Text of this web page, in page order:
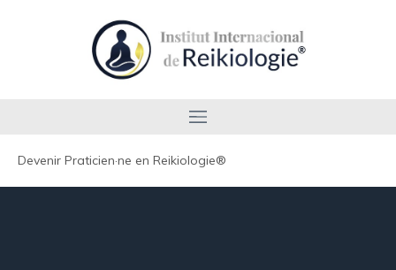
Devenir Praticien·ne en Reikiologie®